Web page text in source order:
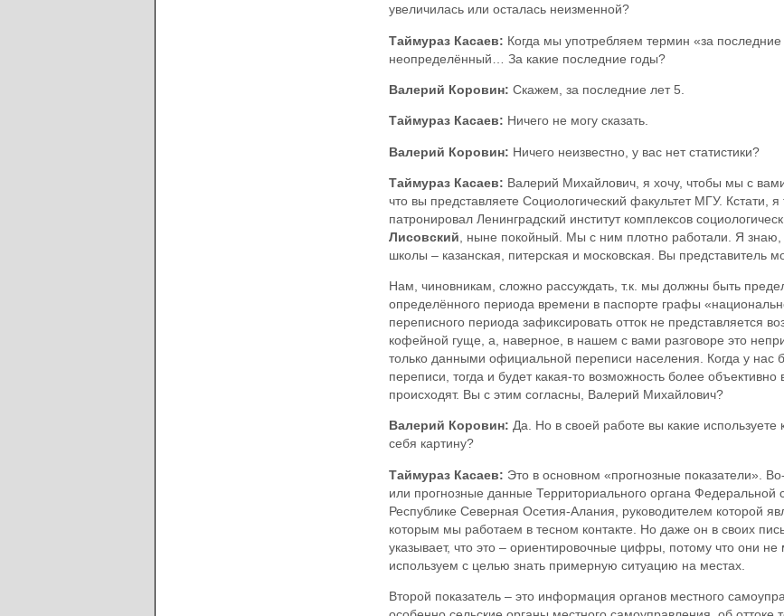
увеличилась или осталась неизменной?
Таймураз Касаев: Когда мы употребляем термин «за
неопределённый… За какие последние годы?
Валерий Коровин: Скажем, за последние лет 5.
Таймураз Касаев: Ничего не могу сказать.
Валерий Коровин: Ничего неизвестно, у вас нет статистики?
Таймураз Касаев: Валерий Михайлович, я хочу, чтобы мы с
что вы представляете Социологический факультет МГУ. Кстати,
патронировал Ленинградский институт комплексов
Лисовский , ныне покойный. Мы с ним плотно работали. Я знаю,
школы – казанская, питерская и московская. Вы представитель
Нам, чиновникам, сложно рассуждать, т.к. мы должны быть
определённого периода времени в паспорте графы
переписного периода зафиксировать отток не представляется
кофейной гуще, а, наверное, в нашем с вами разговоре это
только данными официальной переписи населения. Когда у нас
переписи, тогда и будет какая-то возможность более
происходят. Вы с этим согласны, Валерий Михайлович?
Валерий Коровин: Да. Но в своей работе вы какие
себя картину?
Таймураз Касаев: Это в основном «прогнозные показатели».
или прогнозные данные Территориального органа Федеральной
Республике Северная Осетия-Алания, руководителем которой
которым мы работаем в тесном контакте. Но даже он в своих
указывает, что это – ориентировочные цифры, потому что они не
используем с целью знать примерную ситуацию на местах.
Второй показатель – это информация органов местного